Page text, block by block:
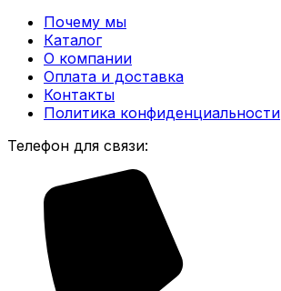
Почему мы
Каталог
О компании
Оплата и доставка
Контакты
Политика конфиденциальности
Телефон для связи: